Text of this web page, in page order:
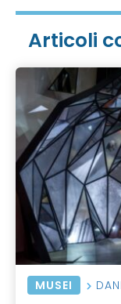
Articoli
MUSEI